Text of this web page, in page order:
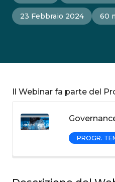
23 Febbraio 2024 60
Il Webinar fa parte del
PROGR.